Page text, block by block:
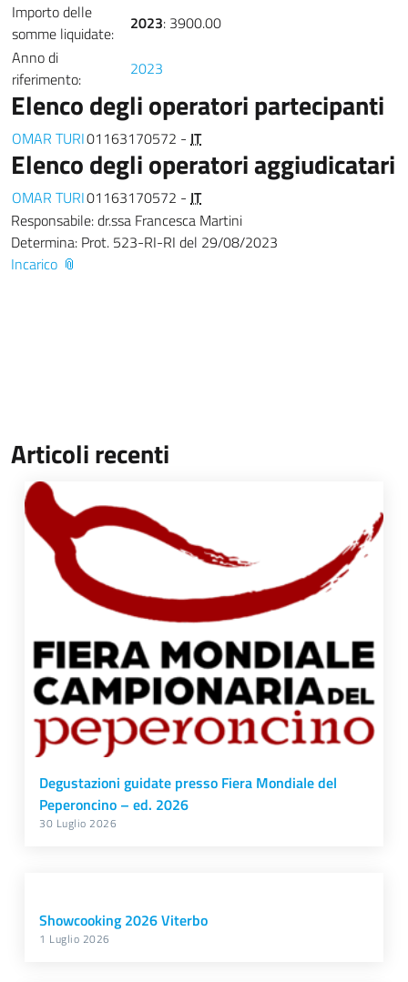
Importo delle
somme liquidate:
2023: 3900.00
Anno di
riferimento:
2023
Elenco degli operatori partecipanti
OMAR TURI01163170572 - IT
Elenco degli operatori aggiudicatari
OMAR TURI01163170572 - IT
Responsabile: dr.ssa Francesca Martini
Determina: Prot. 523-RI-RI del 29/08/2023
Incarico
Articoli recenti
Degustazioni guidate presso Fiera Mondiale del
Peperoncino – ed. 2026
30 Luglio 2026
Showcooking 2026 Viterbo
1 Luglio 2026